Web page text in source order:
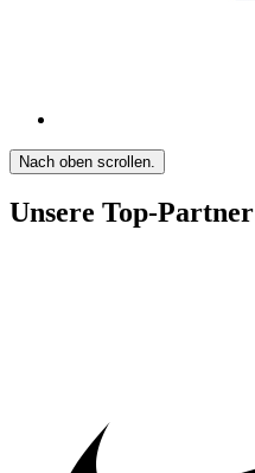
Nach oben scrollen.
Unsere Top-Partner